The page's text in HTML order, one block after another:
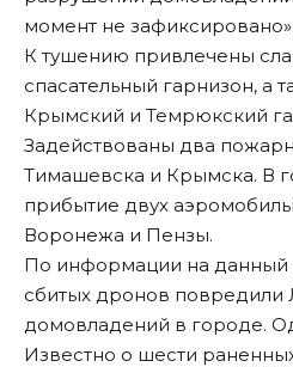
момент не зафиксировано».
К тушению привлечены
спасательный гарнизон, а
Крымский и Темрюкский
Задействованы два
Тимашевска и Крымска. В
прибытие двух
Воронежа и Пензы.
По информации на данный
сбитых дронов повредили
домовладений в городе.
Известно о шести